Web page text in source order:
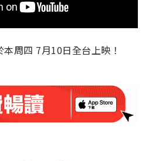
本周四 7月10日全台上映！